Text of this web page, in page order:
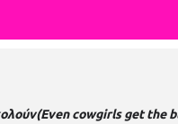
cowgirls get the